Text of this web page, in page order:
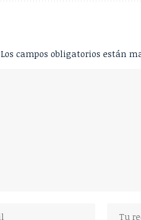
Los campos obligatorios están